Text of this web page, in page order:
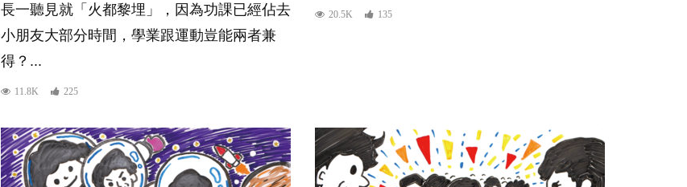
長一聽見就「火都黎埋」，因為功課已經佔去
小朋友大部分時間，學業跟運動豈能兩者兼
得？...
11.8K 225
20.5K 135